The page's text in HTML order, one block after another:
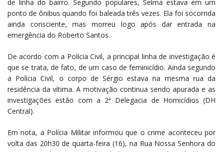
de linha do bairro. Segundo populares, Selma estava em um
ponto de ônibus quando foi baleada três vezes. Ela foi socorrida
ainda consciente, mas morreu logo após dar entrada na
emergência do Roberto Santos.
De acordo com a Polícia Civil, a principal linha de investigação é
que se trata, de fato, de um caso de feminicídio. Ainda segundo
a Polícia Civil, o corpo de Sérgio estava na mesma rua da
residência da vítima. A motivação continua sendo apurada e as
investigações estão com a 2ª Delegacia de Homicídios (DH
Central).
Em nota, a Polícia Militar informou que o crime aconteceu por
volta das 20h30 de quarta-feira (16), na Rua Nossa Senhora do